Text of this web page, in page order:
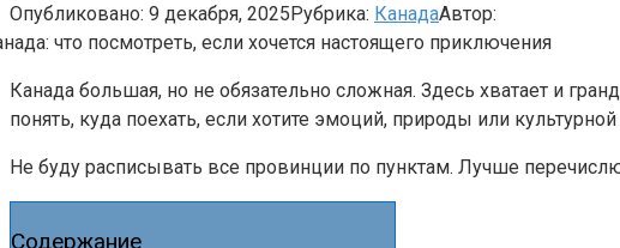
Опубликовано: 9 декабря, 2025Рубрика: КанадаАвтор:
Канада большая, но не обязательно сложная. Здесь хватает и
понять, куда поехать, если хотите эмоций, природы или
Не буду расписывать все провинции по пунктам. Лучше
Содержание